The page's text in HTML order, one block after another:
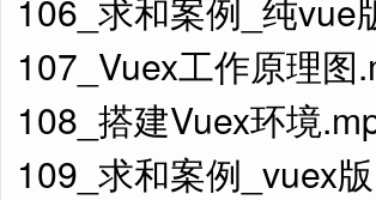
106_求和案例_纯vue
107_Vuex工作原理图
108_搭建Vuex环境
109_求和案例_vuex